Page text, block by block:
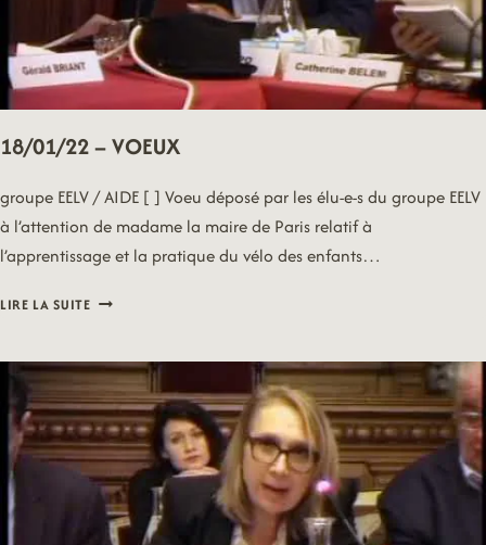
18/01/22 – VOEUX
groupe EELV / AIDE [ ] Voeu déposé par les élu-e-s du groupe EELV
à l’attention de madame la maire de Paris relatif à
l’apprentissage et la pratique du vélo des enfants…
LIRE LA SUITE18/01/22